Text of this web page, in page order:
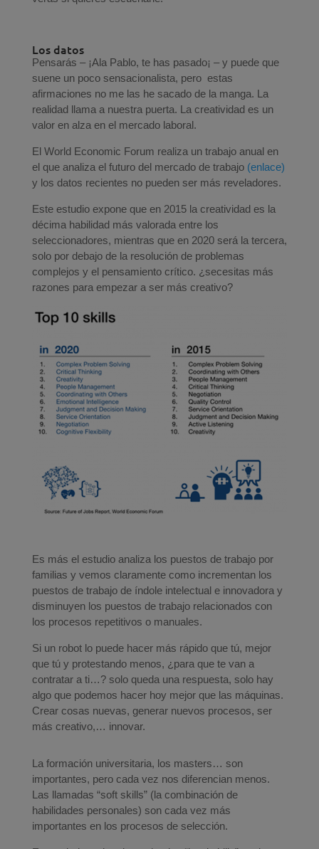
Los datos
Pensarás – ¡Ala Pablo, te has pasado¡ – y puede que
suene un poco sensacionalista, pero estas
afirmaciones no me las he sacado de la manga. La
realidad llama a nuestra puerta. La creatividad es un
valor en alza en el mercado laboral.
El World Economic Forum realiza un trabajo anual en
el que analiza el futuro del mercado de trabajo (enlace)
y los datos recientes no pueden ser más reveladores.
Este estudio expone que en 2015 la creatividad es la
décima habilidad más valorada entre los
seleccionadores, mientras que en 2020 será la tercera,
solo por debajo de la resolución de problemas
complejos y el pensamiento crítico. ¿secesitas más
razones para empezar a ser más creativo?
Es más el estudio analiza los puestos de trabajo por
familias y vemos claramente como incrementan los
puestos de trabajo de índole intelectual e innovadora y
disminuyen los puestos de trabajo relacionados con
los procesos repetitivos o manuales.
Si un robot lo puede hacer más rápido que tú, mejor
que tú y protestando menos, ¿para que te van a
contratar a ti…? solo queda una respuesta, solo hay
algo que podemos hacer hoy mejor que las máquinas.
Crear cosas nuevas, generar nuevos procesos, ser
más creativo,… innovar.
La formación universitaria, los masters… son
importantes, pero cada vez nos diferencian menos.
Las llamadas “soft skills” (la combinación de
habilidades personales) son cada vez más
importantes en los procesos de selección.